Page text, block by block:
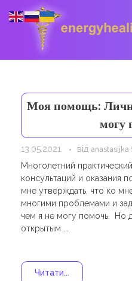
Energyhealing
Анастасія медіум,контактер,щоденник медіума,Майстер,цілительство,карма терапія,консультація онлайн,астрологія
ФОРУМ
ДОПОМОГА
Консультація онлайн
Сеанси
Астрологія
Очищення житла
ШКОЛА
Кодекс
Ангельське цілительство
Навчання
КОРИСНЕ
Сакральні тури
Карти Духів
КОНТАКТИ
Моя помощь:
могу
13.05.2021 від anastasijka
Многолетний
консультаций и оказания
мне утверждать, что ко
многими проблемами и
чем я не могу помочь. Но
открытым ...
Читати...